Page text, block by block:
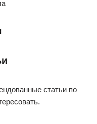
статьи по